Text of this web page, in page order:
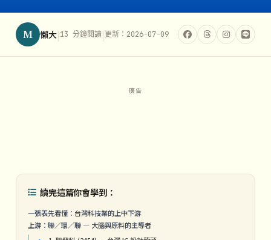
M 懶大|13 分鐘閱讀|更新：2026-07-09
讀完這篇你會學到：
一張表先看懂：台灣科技業的上中下游
上游：聯／環／聯 — 大腦與原料的主導者